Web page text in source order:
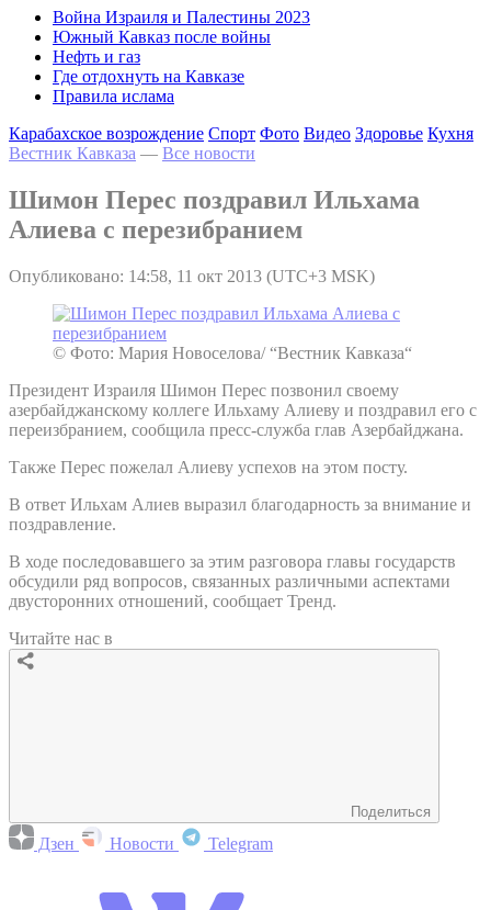
Война Израиля и Палестины 2023
Южный Кавказ после войны
Нефть и газ
Где отдохнуть на Кавказе
Правила ислама
Карабахское возрождение Спорт Фото Видео Здоровье Кухня
Вестник Кавказа — Все новости
Шимон Перес поздравил Ильхама
Алиева с перезибранием
Опубликовано: 14:58, 11 окт 2013 (UTC+3 MSK)
© Фото: Мария Новоселова/ “Вестник Кавказа“
Президент Израиля Шимон Перес позвонил своему
азербайджанскому коллеге Ильхаму Алиеву и поздравил его с
переизбранием, сообщила пресс-служба глав Азербайджана.
Также Перес пожелал Алиеву успехов на этом посту.
В ответ Ильхам Алиев выразил благодарность за внимание и
поздравление.
В ходе последовавшего за этим разговора главы государств
обсудили ряд вопросов, связанных различными аспектами
двусторонних отношений, сообщает Тренд.
Читайте нас в
Поделиться
Дзен Новости Telegram